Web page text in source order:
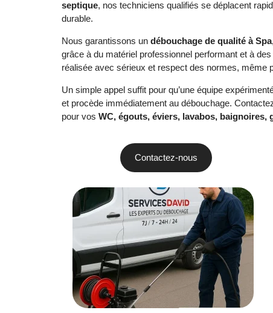
septique, nos techniciens qualifiés se déplacent
durable.
Nous garantissons un débouchage de qualité à Spa
grâce à du matériel professionnel performant et à
réalisée avec sérieux et respect des normes, même
Un simple appel suffit pour qu’une équipe
et procède immédiatement au débouchage.
pour vos WC, égouts, éviers, lavabos, baignoires,
Contactez-nous